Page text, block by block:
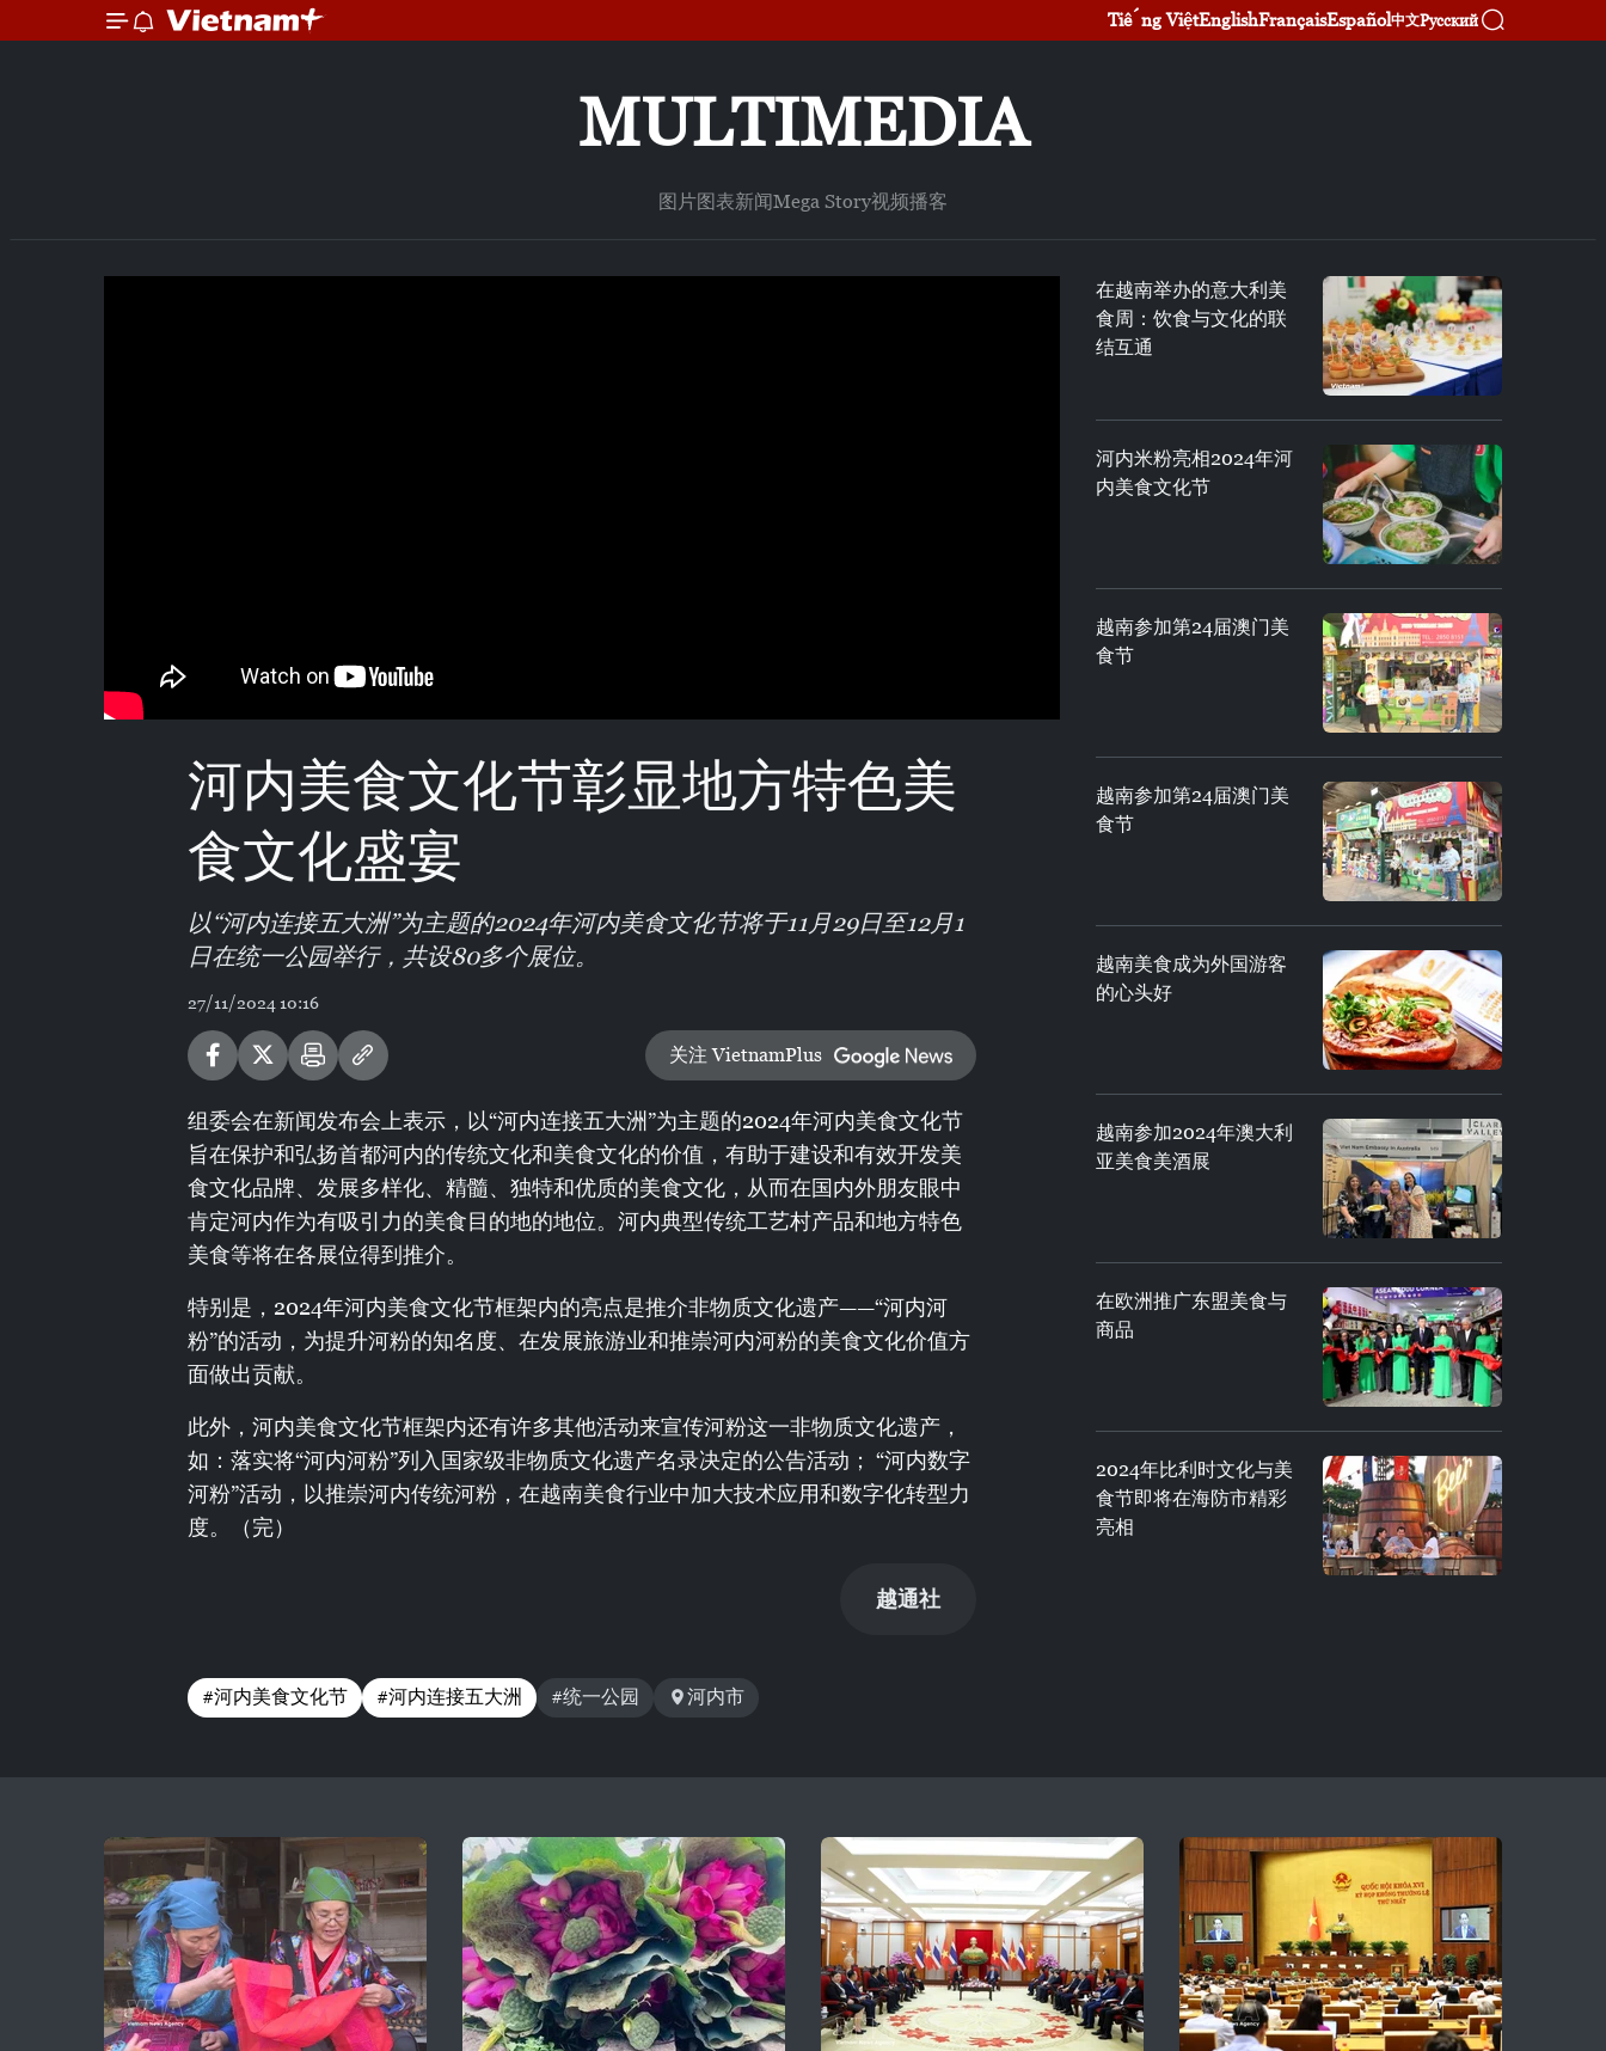
Tiếng ViệtEnglishFrançaisEspañol中文Русский
MULTIMEDIA
图片图表新闻Mega Story视频播客
河内美食文化节彰显地方特色美
食文化盛宴
以“河内连接五大洲”为主题的2024年河内美食文化节将于11月29日至12月1
日在统一公园举行，共设80多个展位。
27/11/2024 10:16
关注 VietnamPlus
组委会在新闻发布会上表示，以“河内连接五大洲”为主题的2024年河内美食文化节
旨在保护和弘扬首都河内的传统文化和美食文化的价值，有助于建设和有效开发美
食文化品牌、发展多样化、精髓、独特和优质的美食文化，从而在国内外朋友眼中
肯定河内作为有吸引力的美食目的地的地位。河内典型传统工艺村产品和地方特色
美食等将在各展位得到推介。
特别是，2024年河内美食文化节框架内的亮点是推介非物质文化遗产——“河内河
粉”的活动，为提升河粉的知名度、在发展旅游业和推崇河内河粉的美食文化价值方
面做出贡献。
此外，河内美食文化节框架内还有许多其他活动来宣传河粉这一非物质文化遗产，
如：落实将“河内河粉”列入国家级非物质文化遗产名录决定的公告活动； “河内数字
河粉”活动，以推崇河内传统河粉，在越南美食行业中加大技术应用和数字化转型力
度。（完）
越通社
#河内美食文化节 #河内连接五大洲 #统一公园 河内市
在越南举办的意大利美
食周：饮食与文化的联
结互通
河内米粉亮相2024年河
内美食文化节
越南参加第24届澳门美
食节
越南参加第24届澳门美
食节
越南美食成为外国游客
的心头好
越南参加2024年澳大利
亚美食美酒展
在欧洲推广东盟美食与
商品
2024年比利时文化与美
食节即将在海防市精彩
亮相